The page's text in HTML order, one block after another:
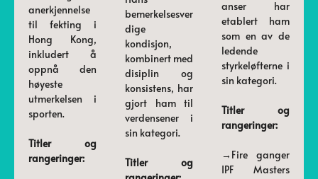
anerkjennelse
til fekting i
Hong Kong,
inkludert å
oppnå den
høyeste
utmerkelsen i
sporten.
Titler og
rangeringer:
bemerkelsesver
dige
kondisjon,
kombinert med
disiplin og
konsistens, har
gjort ham til
verdensener i
sin kategori.
Titler og
anser har
etablert ham
som en av de
ledende
styrkeløfterne i
sin kategori.
Titler og
rangeringer:
→Fire ganger
IPF Masters